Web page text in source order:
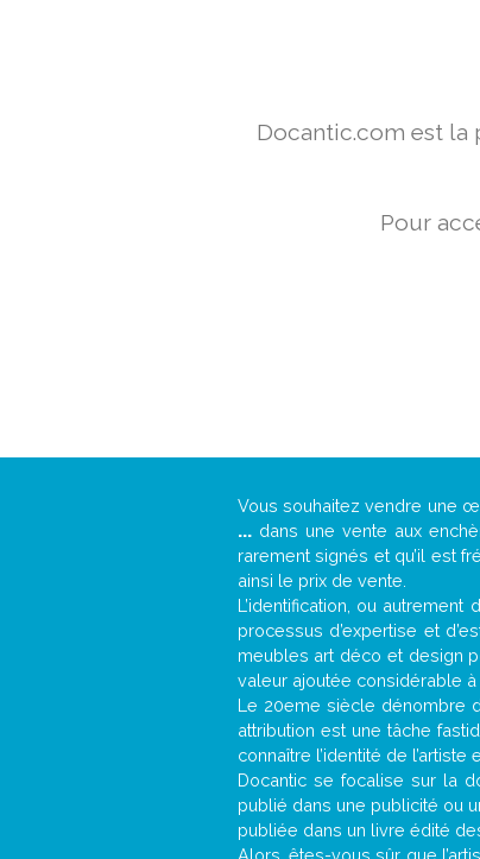
Docantic.com est la
Pour
Vous souhaitez vendre une
...dans une vente aux
rarement signés et qu’il est
ainsi le prix de vente.
L’identification, ou
processus d’expertise et
meubles art déco et design
valeur ajoutée considérable à
Le 20eme siècle dénombre
attribution est une tâche
connaître l’identité de
Docantic se focalise sur la
publié dans une publicité ou
publiée dans un livre édité
Alors, êtes-vous sûr que